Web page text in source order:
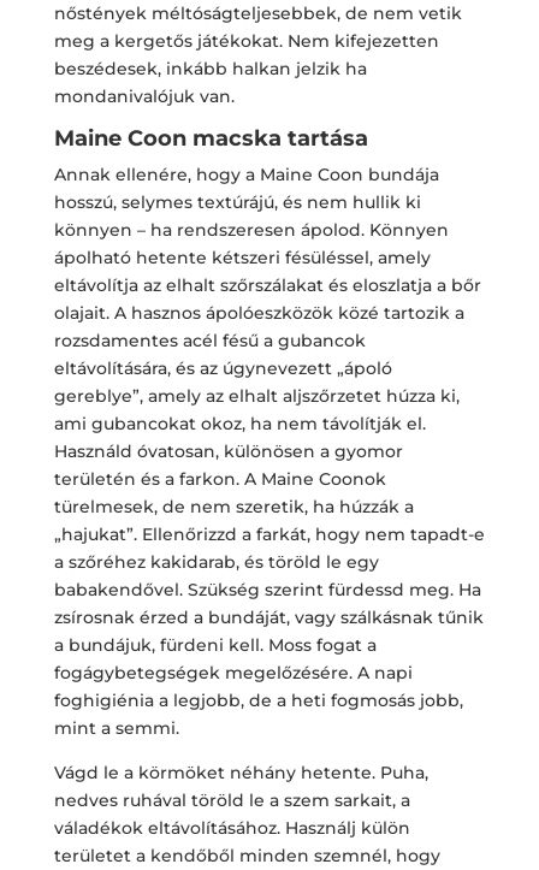
nőstények méltóságteljesebbek, de nem vetik
meg a kergetős játékokat. Nem kifejezetten
beszédesek, inkább halkan jelzik ha
mondanivalójuk van.
Maine Coon macska tartása
Annak ellenére, hogy a Maine Coon bundája
hosszú, selymes textúrájú, és nem hullik ki
könnyen – ha rendszeresen ápolod. Könnyen
ápolható hetente kétszeri fésüléssel, amely
eltávolítja az elhalt szőrszálakat és eloszlatja a bőr
olajait. A hasznos ápolóeszközök közé tartozik a
rozsdamentes acél fésű a gubancok
eltávolítására, és az úgynevezett „ápoló
gereblye”, amely az elhalt aljszőrzetet húzza ki,
ami gubancokat okoz, ha nem távolítják el.
Használd óvatosan, különösen a gyomor
területén és a farkon. A Maine Coonok
türelmesek, de nem szeretik, ha húzzák a
„hajukat”. Ellenőrizzd a farkát, hogy nem tapadt-e
a szőréhez kakidarab, és töröld le egy
babakendővel. Szükség szerint fürdessd meg. Ha
zsírosnak érzed a bundáját, vagy szálkásnak tűnik
a bundájuk, fürdeni kell. Moss fogat a
fogágybetegségek megelőzésére. A napi
foghigiénia a legjobb, de a heti fogmosás jobb,
mint a semmi.
Vágd le a körmöket néhány hetente. Puha,
nedves ruhával töröld le a szem sarkait, a
váladékok eltávolításához. Használj külön
területet a kendőből minden szemnél, hogy